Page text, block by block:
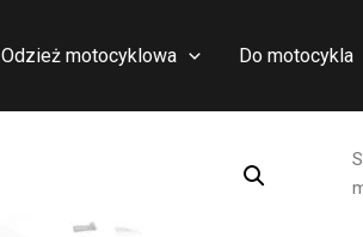
Odzież motocyklowa Do motocykla